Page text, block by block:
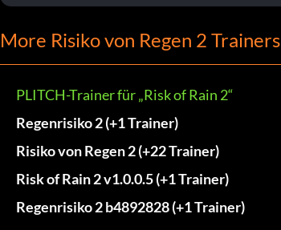
More Risiko von Regen 2 Trainers
PLITCH-Trainer für „Risk of Rain 2“
Regenrisiko 2 (+1 Trainer)
Risiko von Regen 2 (+22 Trainer)
Risk of Rain 2 v1.0.0.5 (+1 Trainer)
Regenrisiko 2 b4892828 (+1 Trainer)